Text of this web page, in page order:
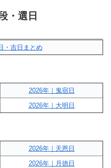
・選日
・吉日まとめ
2026年｜鬼宿日
2026年｜大明日
2026年｜天恩日
2026年｜月徳日